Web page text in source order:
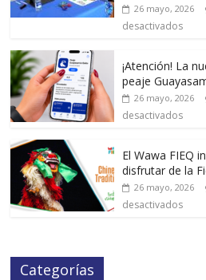
26 mayo, 2026
desactivados
¡Atención! La
peaje
26 mayo, 2026
desactivados
El Wawa FIEQ
disfrutar de la
26 mayo, 2026
desactivados
Categorías